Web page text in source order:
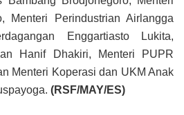
Menteri Perindustrian Airlangga
Enggartiasto Lukita,
Hanif Dhakiri, Menteri PUPR
Menteri Koperasi dan UKM Anak
(RSF/MAY/ES)